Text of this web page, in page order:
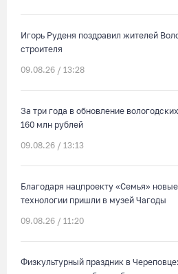
Игорь Руденя поздравил жителей
строителя
09.08.26 / 13:28
За три года в обновление
160 млн рублей
09.08.26 / 13:13
Благодаря нацпроекту «Семья»
технологии пришли в музей Чагоды
09.08.26 / 11:20
Физкультурный праздник в